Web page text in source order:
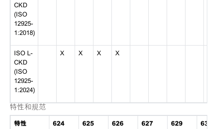
CKD
(ISO
12925-
1:2018)
ISO L-
CKD
(ISO
12925-
1:2024)
X X X X
特性和规范
特性 624 625 626 627 629 630